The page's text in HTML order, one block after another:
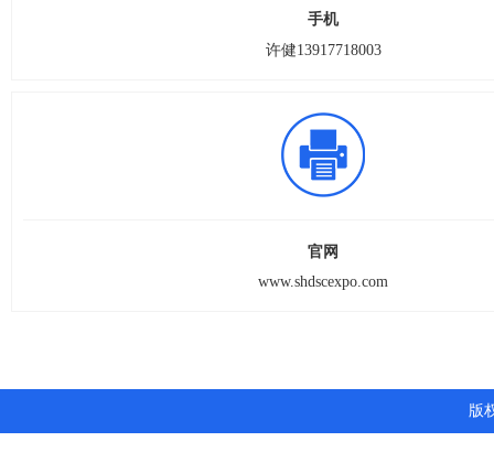
手机
许健13917718003
官网
www.shdscexpo.com
版